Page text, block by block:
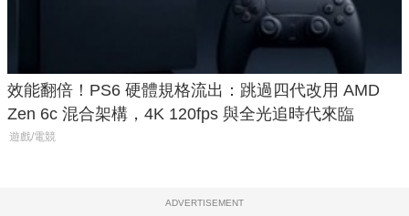
效能翻倍！PS6 硬體規格流出：跳過四代改用 AMD
Zen 6c 混合架構，4K 120fps 與全光追時代來臨
遊戲/電競
ADVERTISEMENT